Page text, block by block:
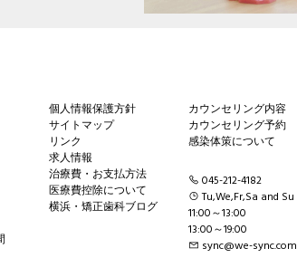
個人情報保護方針
サイトマップ
リンク
求人情報
治療費・お支払方法
医療費控除について
横浜・矯正歯科ブログ
カウンセリング内容
カウンセリング予約
感染体策について
045-212-4182
Tu,We,Fr,Sa and Su
11:00～13:00
13:00～19:00
sync@we-sync.com